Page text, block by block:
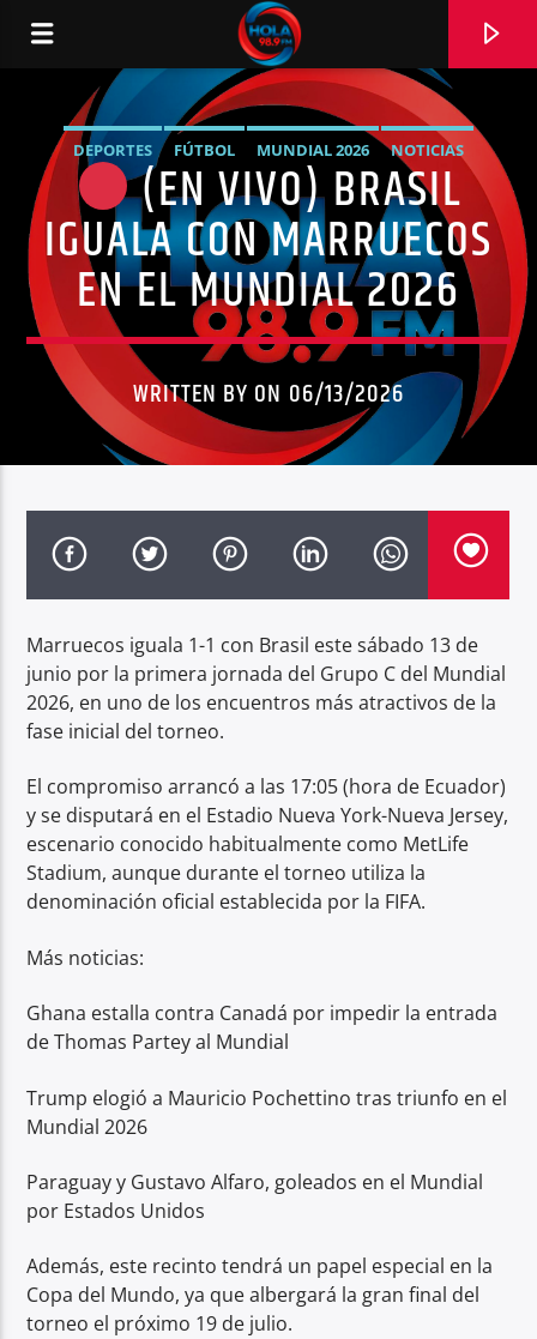
RADIO HOLA
0:00
DEPORTES FÚTBOL MUNDIAL 2026
NOTICIAS
SELECCIÓN DE BRASIL
SELECCIÓN DE MARRUECOS
(EN VIVO) BRASIL
IGUALA CON MARRUECOS
EN EL MUNDIAL 2026
WRITTEN BY ON 06/13/2026
Marruecos iguala 1-1 con Brasil este sábado 13 de
junio por la primera jornada del Grupo C del Mundial
2026, en uno de los encuentros más atractivos de la
fase inicial del torneo.
El compromiso arrancó a las 17:05 (hora de Ecuador)
y se disputará en el Estadio Nueva York-Nueva Jersey,
escenario conocido habitualmente como MetLife
Stadium, aunque durante el torneo utiliza la
denominación oficial establecida por la FIFA.
Más noticias:
Ghana estalla contra Canadá por impedir la entrada
de Thomas Partey al Mundial
Trump elogió a Mauricio Pochettino tras triunfo en el
Mundial 2026
Paraguay y Gustavo Alfaro, goleados en el Mundial
por Estados Unidos
Además, este recinto tendrá un papel especial en la
Copa del Mundo, ya que albergará la gran final del
torneo el próximo 19 de julio.